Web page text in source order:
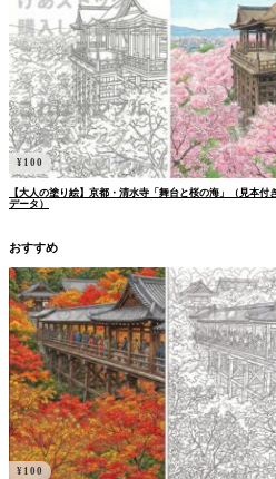
¥ 100
【大人の塗り絵】京都・清水寺「舞台と桜の海」（見本付
データ）
おすすめ
¥ 100